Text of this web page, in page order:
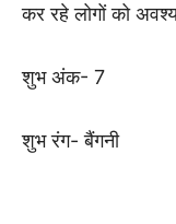
कर रहे लोगों को अवश्य
शुभ अंक- 7
शुभ रंग- बैंगनी